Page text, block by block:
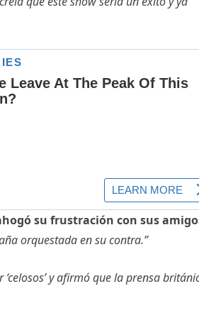
su frustración con sus
orquestada en su contra.”
y afirmó que la prensa